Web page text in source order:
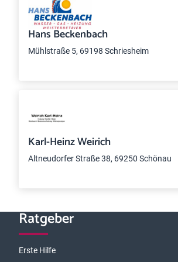
Hans Beckenbach
Mühlstraße 5, 69198 Schriesheim
Karl-Heinz Weirich
Altneudorfer Straße 38, 69250 Schönau
Ratgeber
Erste Hilfe